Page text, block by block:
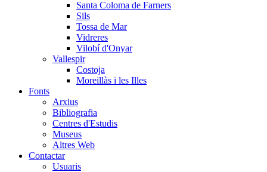
Santa Coloma de Farners
Sils
Tossa de Mar
Vidreres
Vilobí d'Onyar
Vallespir
Costoja
Moreillàs i les Illes
Fonts
Arxius
Bibliografia
Centres d'Estudis
Museus
Altres Web
Contactar
Usuaris